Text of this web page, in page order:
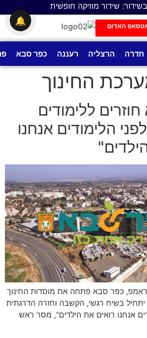
שידור מוזיקה חופשית
האדום
חדרה הרצליה רעננה כפר סבא
החינוך
ללימודים
הלימודים אנחנו
כפר סבא פתחה את מוסדות החינוך
בשיח רגשי, הקשבה וחזרה הדרגתית
אנחנו רואים את הילדים", מסר ראש
🔔